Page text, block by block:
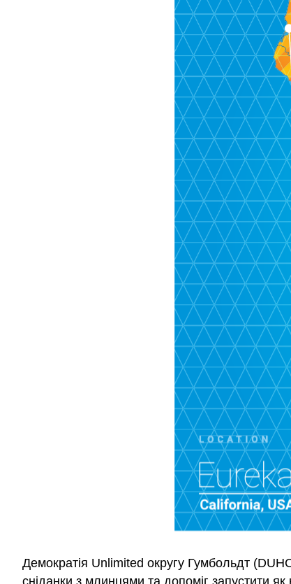
Демократія Unlimited округу Гумбольдт